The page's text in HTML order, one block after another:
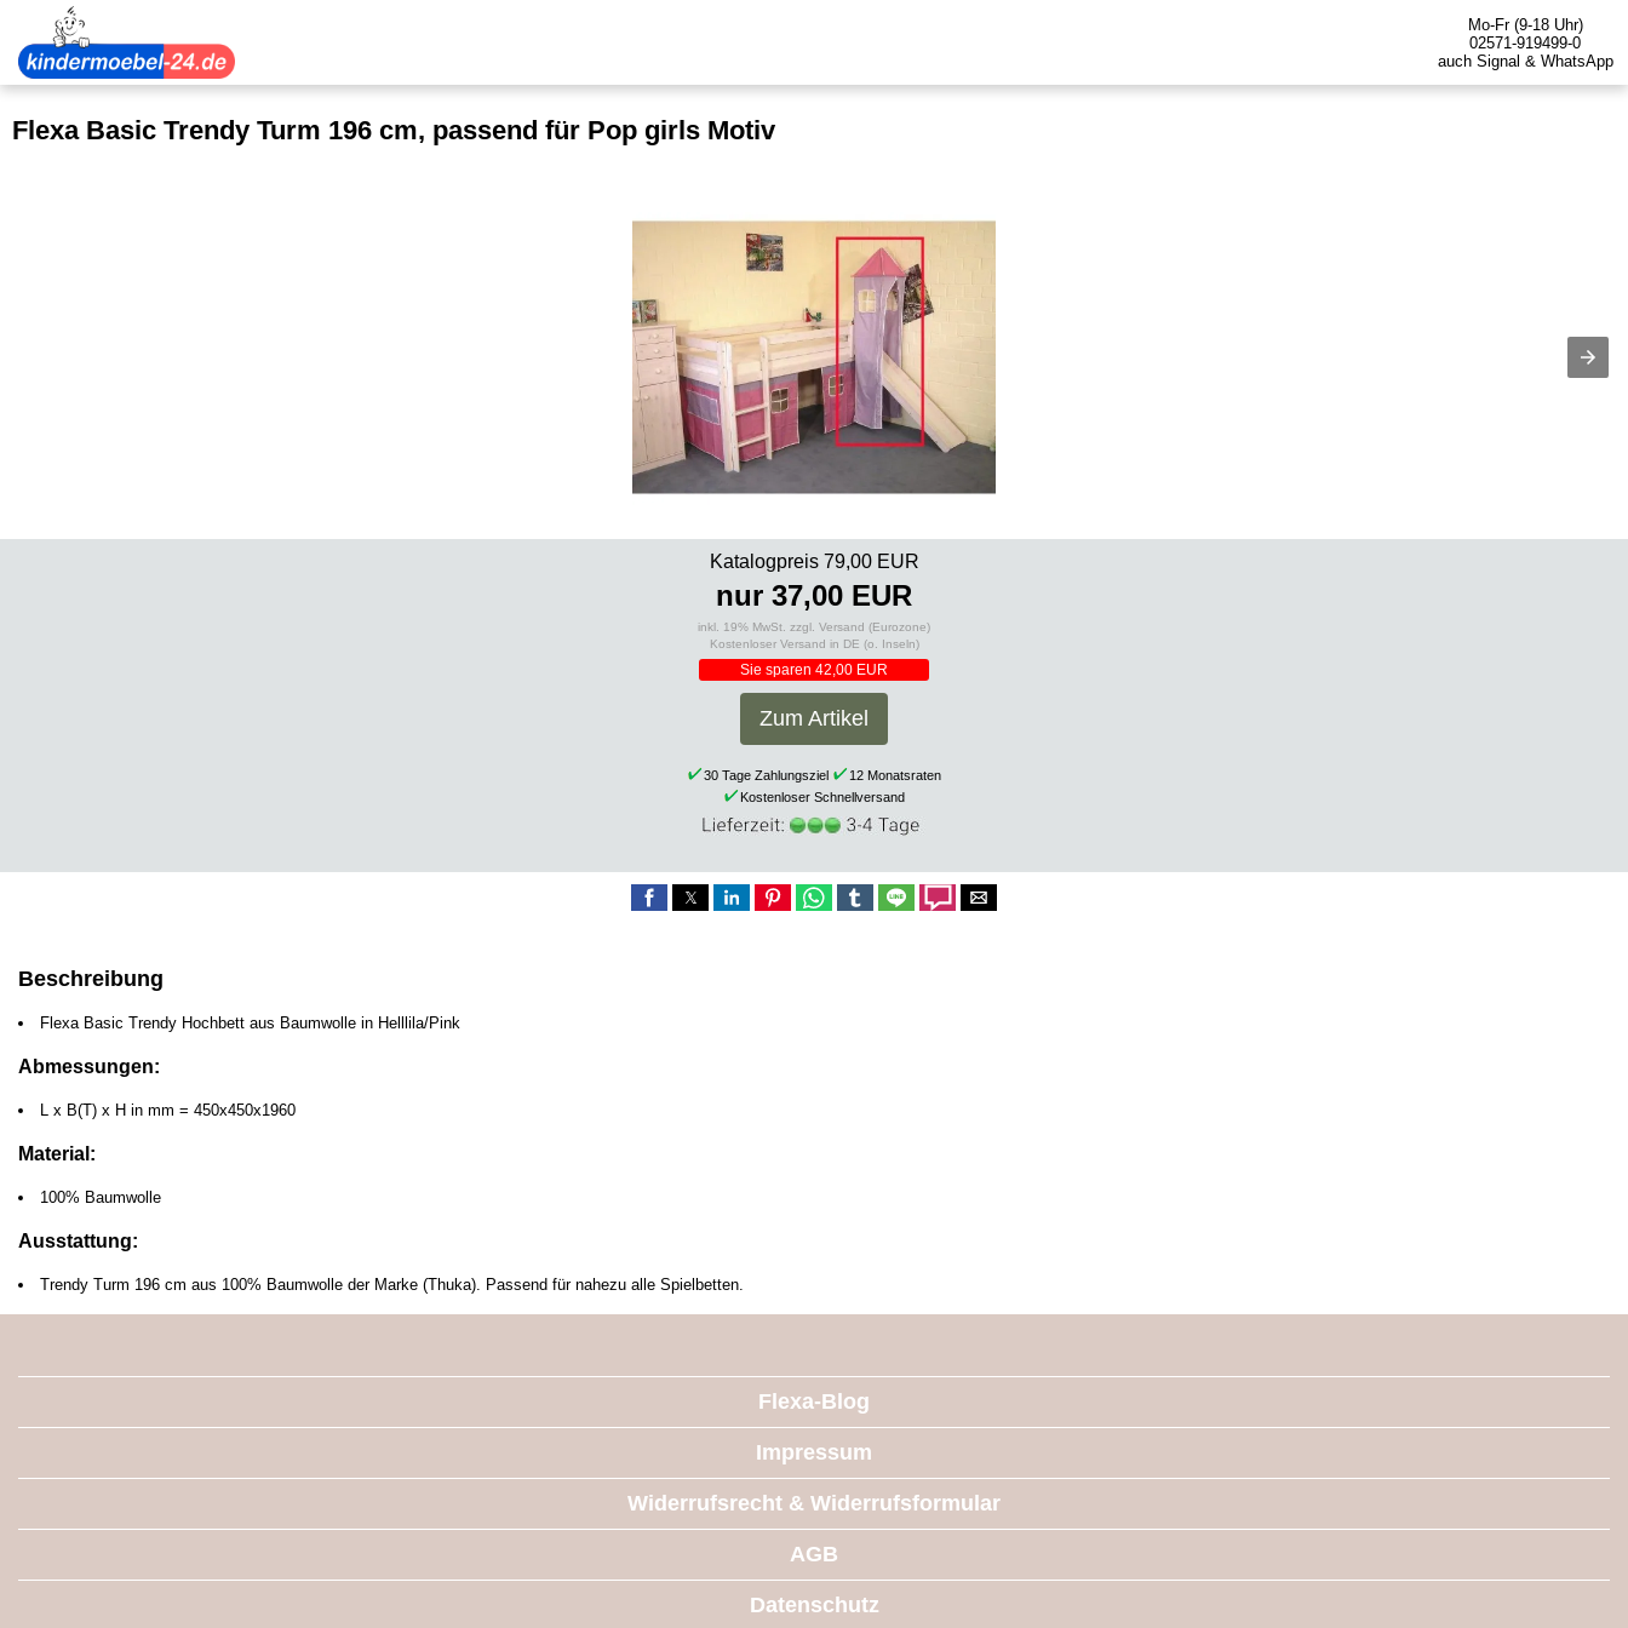
Mo-Fr (9-18 Uhr)
02571-919499-0
auch Signal & WhatsApp
Flexa Basic Trendy Turm 196 cm, passend für Pop girls Motiv
Katalogpreis 79,00 EUR
nur 37,00 EUR
inkl. 19% MwSt. zzgl. Versand (Eurozone)
Kostenloser Versand in DE (o. Inseln)
Sie sparen 42,00 EUR
Zum Artikel
30 Tage Zahlungsziel
12 Monatsraten
Kostenloser Schnellversand
Beschreibung
Flexa Basic Trendy Hochbett aus Baumwolle in Helllila/Pink
Abmessungen:
L x B(T) x H in mm = 450x450x1960
Material:
100% Baumwolle
Ausstattung:
Trendy Turm 196 cm aus 100% Baumwolle der Marke (Thuka). Passend für nahezu alle Spielbetten.
Flexa-Blog
Impressum
Widerrufsrecht & Widerrufsformular
AGB
Datenschutz